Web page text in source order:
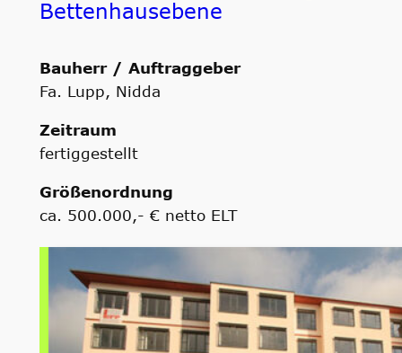
Bettenhausebene
Bauherr / Auftraggeber
Fa. Lupp, Nidda
Zeitraum
fertiggestellt
Größenordnung
ca. 500.000,- € netto ELT